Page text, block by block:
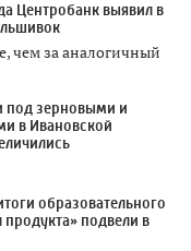
Центробанк выявил в
чем за аналогичный
под зерновыми и
в Ивановской
образовательного
подвели в